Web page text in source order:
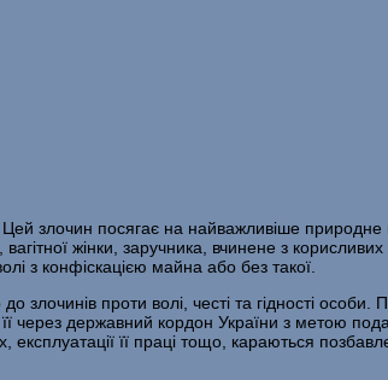
Цей злочин посягає на найважливіше
жінки, заручника, вчинене з корисливих
з конфіскацією майна або без такої.
проти волі, честі та гідності особи.
через державний кордон Ук­раїни з метою
експлуатації її праці тощо, караються